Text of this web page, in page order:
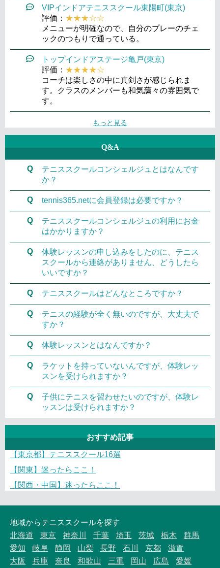
VIPインドアテニススクール東陽町(東京)
評価： ★★★☆☆
メニューが明確なので、自分のプレーのチェ
ックのつもりで通っている。
トップインドアステージ亀戸(東京)
評価： ★★★★☆
コーチは楽しさの中に真剣さが感じられま
す。クラスのメンバーも和気藹々の雰囲気で
す。
もっと見る
Q&A
Q
テニススクールコンシェルジュとはなんです
か？
Q tennis365.netに会員登録は必要ですか？
Q
テニススクールコンシェルジュの利用にお金
はかかりますか？
Q
体験レッスンの申し込みをしたのに、テニス
スクールから連絡がありません、どうしたら
いいですか？
Q テニススクールはどんなところですか？
Q
テニスの経験が全く無いのですが、大丈夫で
すか？
Q 体験レッスンとはなんですか？
Q
ラケットを持っていないんですが、体験レッ
スンを受けられますか？
Q
子供にテニスを習わせたいのですが、体験レ
ッスンは受けられますか？
おすすめ記事
【東京都】テニススクール16選
【関東】迷ったらここ！
【関西・中国】迷ったらここ！
地域からテニススクールを探す
北海道
東京 神奈川 千葉 埼玉 茨城 栃木
群馬
愛知
岐阜 静岡 山梨 長野 石川 京都
滋賀
大阪
兵庫 奈良 和歌山 三重 岡山 広島 愛媛